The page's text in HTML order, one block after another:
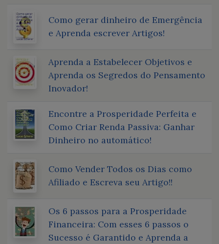
Como gerar dinheiro de Emergência
e Aprenda escrever Artigos!
Aprenda a Estabelecer Objetivos e
Aprenda os Segredos do Pensamento
Inovador!
Encontre a Prosperidade Perfeita e
Como Criar Renda Passiva: Ganhar
Dinheiro no automático!
Como Vender Todos os Dias como
Afiliado e Escreva seu Artigo!!
Os 6 passos para a Prosperidade
Financeira: Com esses 6 passos o
Sucesso é Garantido e Aprenda a